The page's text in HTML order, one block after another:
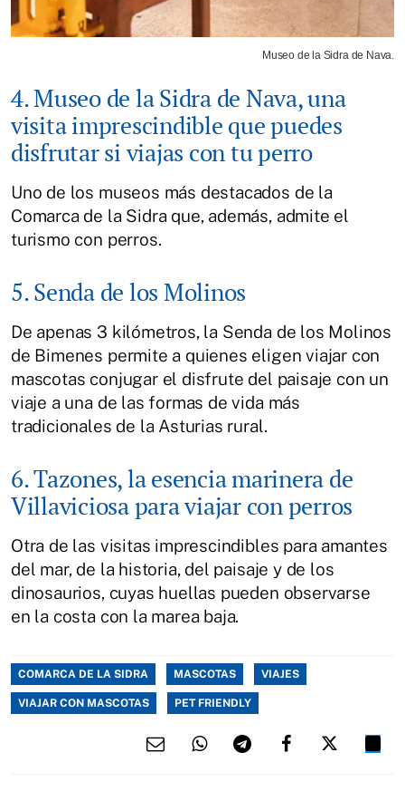
Museo de la Sidra de Nava.
4. Museo de la Sidra de Nava, una
visita imprescindible que puedes
disfrutar si viajas con tu perro
Uno de los museos más destacados de la
Comarca de la Sidra que, además, admite el
turismo con perros.
5. Senda de los Molinos
De apenas 3 kilómetros, la Senda de los Molinos
de Bimenes permite a quienes eligen viajar con
mascotas conjugar el disfrute del paisaje con un
viaje a una de las formas de vida más
tradicionales de la Asturias rural.
6. Tazones, la esencia marinera de
Villaviciosa para viajar con perros
Otra de las visitas imprescindibles para amantes
del mar, de la historia, del paisaje y de los
dinosaurios, cuyas huellas pueden observarse
en la costa con la marea baja.
COMARCA DE LA SIDRA MASCOTAS VIAJES
VIAJAR CON MASCOTAS PET FRIENDLY